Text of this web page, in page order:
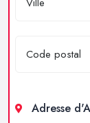
Adresse